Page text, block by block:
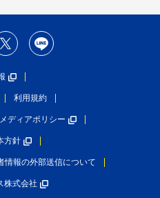
利用規約
ディアポリシー
方針
情報の外部送信について
株式会社